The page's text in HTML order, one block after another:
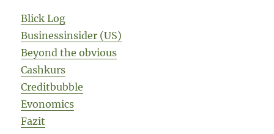
Blick Log
Businessinsider (US)
Beyond the obvious
Cashkurs
Creditbubble
Evonomics
Fazit